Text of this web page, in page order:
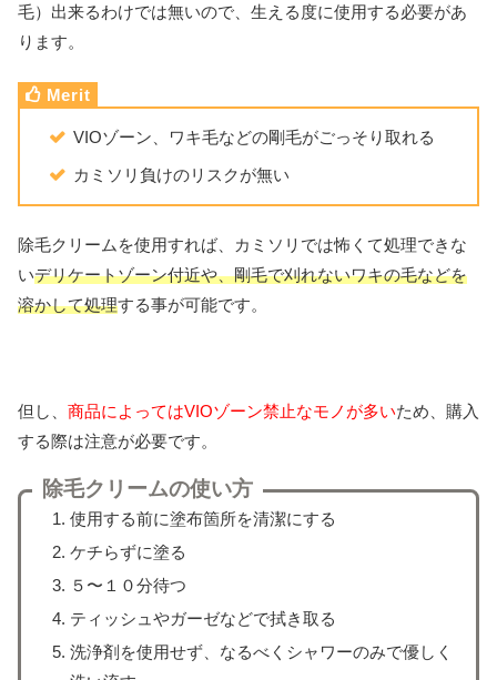
毛）出来るわけでは無いので、生える度に使用する必要があ
ります。
VIOゾーン、ワキ毛などの剛毛がごっそり取れる
カミソリ負けのリスクが無い
除毛クリームを使用すれば、カミソリでは怖くて処理できな
いデリケートゾーン付近や、剛毛で刈れないワキの毛などを
溶かして処理する事が可能です。
但し、 商品によってはVIOゾーン禁止なモノが多いため、購入
する際は注意が必要です。
除毛クリームの使い方
使用する前に塗布箇所を清潔にする
ケチらずに塗る
５〜１０分待つ
ティッシュやガーゼなどで拭き取る
洗浄剤を使用せず、なるべくシャワーのみで優しく